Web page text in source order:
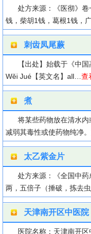
处方来源：《医彻》
钱，柴胡1钱，葛根1钱，
刺齿凤尾蕨
【出处】始载于《中
Wěi Jué【英文名】all… 查
煮
将某些药物放在清水
减弱其毒性或使药物纯净
太乙紫金片
处方来源：《全国中
两，五倍子（捶破，拣去
天津南开区中医院
医院名称：天津南开区